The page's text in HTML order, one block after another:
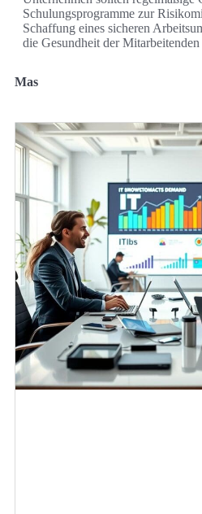
Schulungsprogramme zur
Schaffung eines sicheren
die Gesundheit der
Mas